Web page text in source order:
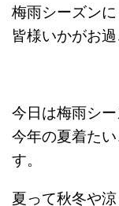
梅雨シーズン
皆様いかがお
今日は梅雨シ
今年の夏着た
す。
夏って秋冬や